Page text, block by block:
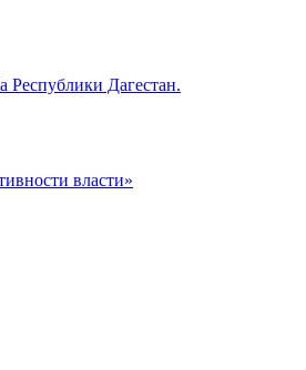
Республики Дагестан.
власти»